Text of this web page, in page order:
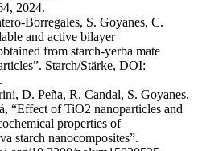
2024.
Borregales, S. Goyanes, C.
and active bilayer
from starch-yerba mate
Starch/Stärke, DOI:
D. Peña, R. Candal, S. Goyanes,
“Effect of TiO2 nanoparticles and
properties of
starch nanocomposites”.